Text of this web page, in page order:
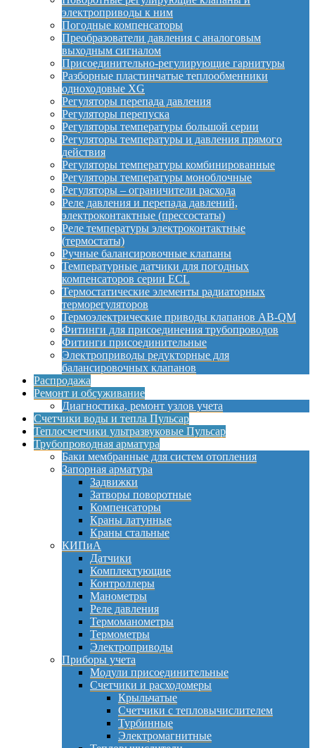
электроприводы к ним
Погодные компенсаторы
Преобразователи давления с аналоговым
выходным сигналом
Присоединительно-регулирующие гарнитуры
Разборные пластинчатые теплообменники
одноходовые XG
Регуляторы перепада давления
Регуляторы перепуска
Регуляторы температуры большой серии
Регуляторы температуры и давления прямого
действия
Регуляторы температуры комбинированные
Регуляторы температуры моноблочные
Регуляторы – ограничители расхода
Реле давления и перепада давлений,
электроконтактные (прессостаты)
Реле температуры электроконтактные
(термостаты)
Ручные балансировочные клапаны
Температурные датчики для погодных
компенсаторов серии ECL
Термостатические элементы радиаторных
терморегуляторов
Термоэлектрические приводы клапанов AB-QM
Фитинги для присоединения трубопроводов
Фитинги присоединительные
Электроприводы редукторные для
балансировочных клапанов
Распродажа
Ремонт и обсуживание
Диагностика, ремонт узлов учета
Счетчики воды и тепла Пульсар
Теплосчетчики ультразвуковые Пульсар
Трубопроводная арматура
Баки мембранные для систем отопления
Запорная арматура
Задвижки
Затворы поворотные
Компенсаторы
Краны латунные
Краны стальные
КИПиА
Датчики
Комплектующие
Контроллеры
Манометры
Реле давления
Термоманометры
Термометры
Электроприводы
Приборы учета
Модули присоединительные
Счетчики и расходомеры
Крыльчатые
Счетчики с тепловычислителем
Турбинные
Электромагнитные